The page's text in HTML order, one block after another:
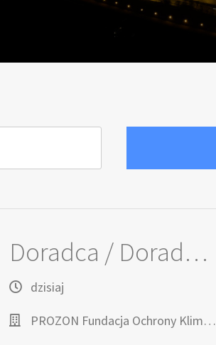
Doradca / Doradczyni Klienta Biznesowego
dzisiaj
PROZON Fundacja Ochrony Klimatu